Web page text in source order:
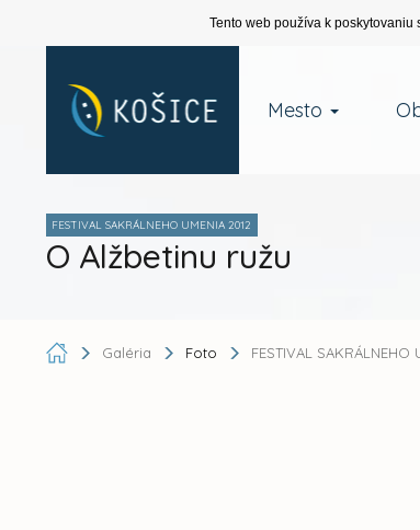
Tento web používa k
Mesto
FESTIVAL SAKRÁLNEHO UMENIA 2012
O Alžbetinu ružu
Galéria Foto FESTIVAL SAKRÁLNEHO